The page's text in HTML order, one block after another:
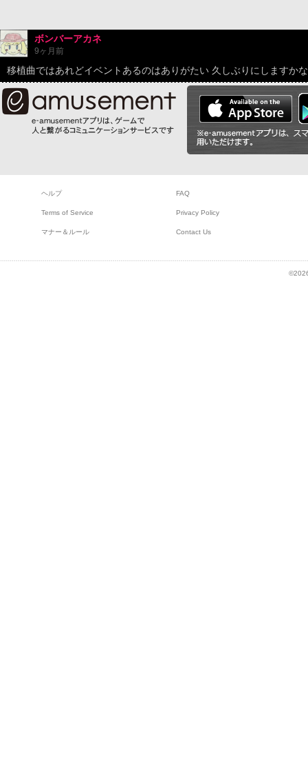
ボンバーアカネ
9ヶ月前
移植曲ではあれどイベントあるのはありがたい 久しぶりにしますかな
ヘルプ FAQ
Terms of Service Privacy Policy
マナー＆ルール Contact Us